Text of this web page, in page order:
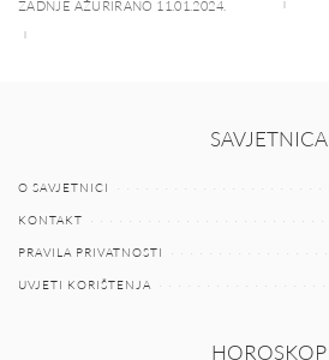
ZADNJE AŽURIRANO 11.01.2024.
SAVJETNICA
O SAVJETNICI
KONTAKT
PRAVILA PRIVATNOSTI
UVJETI KORIŠTENJA
HOROSKOP